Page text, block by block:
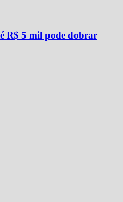
R$ 5 mil pode dobrar